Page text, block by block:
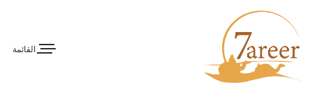
القائمة